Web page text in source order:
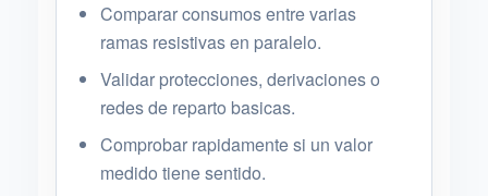
Comparar consumos entre varias
ramas resistivas en paralelo.
Validar protecciones, derivaciones o
redes de reparto basicas.
Comprobar rapidamente si un valor
medido tiene sentido.